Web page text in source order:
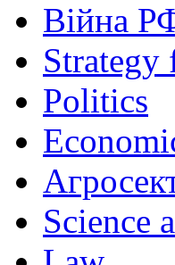
Війна
Strategy
Politics
Science